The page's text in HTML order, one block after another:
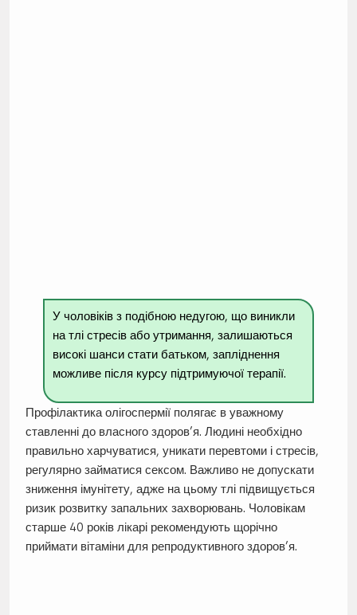
У чоловіків з подібною недугою, що виникли
на тлі стресів або утримання, залишаються
високі шанси стати батьком, запліднення
можливе після курсу підтримуючої терапії.
Профілактика олігоспермії полягає в уважному
ставленні до власного здоров’я. Людині необхідно
правильно харчуватися, уникати перевтоми і стресів,
регулярно займатися сексом. Важливо не допускати
зниження імунітету, адже на цьому тлі підвищується
ризик розвитку запальних захворювань. Чоловікам
старше 40 років лікарі рекомендують щорічно
приймати вітаміни для репродуктивного здоров’я.